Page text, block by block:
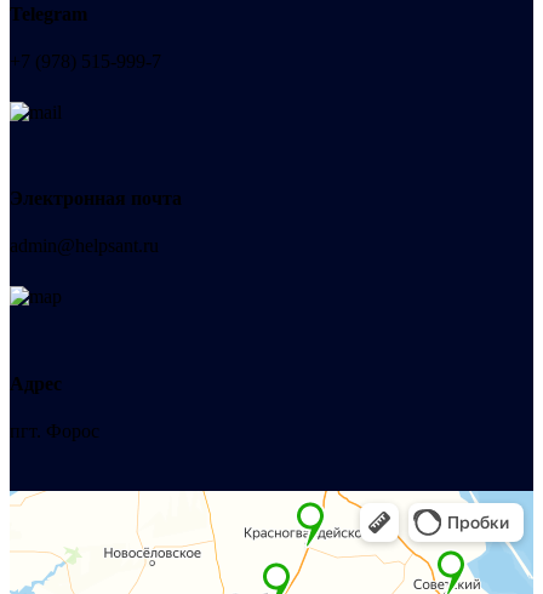
Telegram
+7 (978) 515-999-7
Электронная почта
admin@helpsant.ru
Адрес
пгт. Форос